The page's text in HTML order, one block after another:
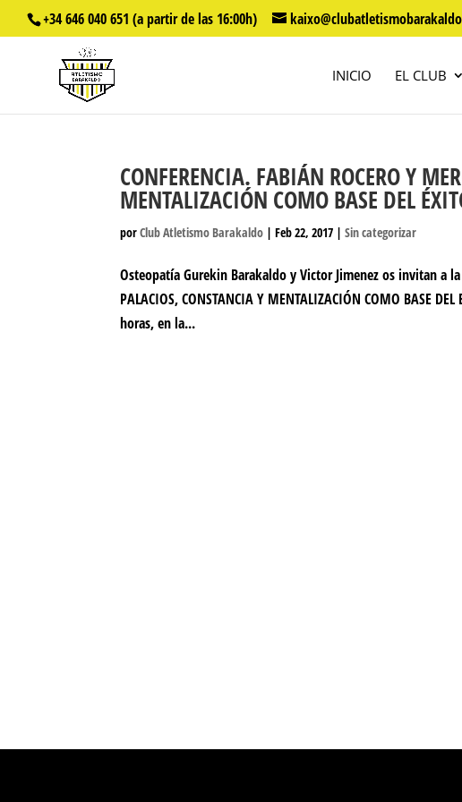
+34 646 040 651 (a partir de las 16:00h)
INICIO EL CLUB
CONFERENCIA. FABIÁN ROCERO Y
MENTALIZACIÓN COMO BASE DEL
porClub Atletismo Barakaldo |Feb 22, 2017 |Sin categorizar
Osteopatía Gurekin Barakaldo y Victor Jimenez os invitan a
PALACIOS, CONSTANCIA Y MENTALIZACIÓN COMO BASE
horas, en la...